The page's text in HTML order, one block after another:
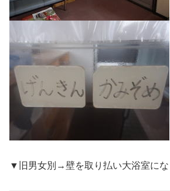
▼旧男女別→壁を取り払い大浴室にな